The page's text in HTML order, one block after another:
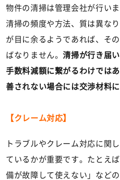
物件の清掃は管理会社が行い
清掃の頻度や方法、質は異な
が目に余るようであれば、そ
ばなりません。清掃が行き届
手数料減額に繋がるわけでは
善されない場合には交渉材料
【クレーム対応】
トラブルやクレーム対応に関
ているかが重要です。たとえ
備が故障して使えない」など